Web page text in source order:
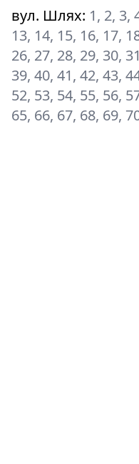
вул. Шлях: 1, 2, 3,
13, 14, 15, 16, 17,
26, 27, 28, 29, 30,
39, 40, 41, 42, 43,
52, 53, 54, 55, 56,
65, 66, 67, 68, 69,